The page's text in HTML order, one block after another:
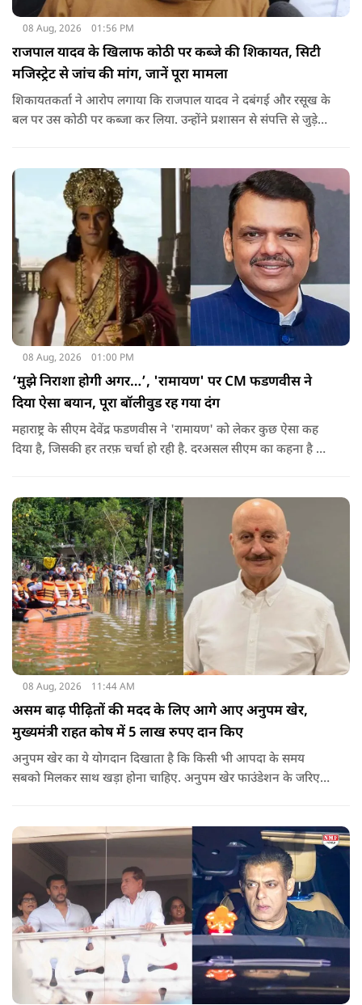
08 Aug, 2026 01:56 PM
राजपाल यादव के खिलाफ कोठी पर कब्जे की शिकायत, सिटी
मजिस्ट्रेट से जांच की मांग, जानें पूरा मामला
शिकायतकर्ता ने आरोप लगाया कि राजपाल यादव ने दबंगई और रसूख के
बल पर उस कोठी पर कब्जा कर लिया. उन्होंने प्रशासन से संपत्ति से जुड़े
08 Aug, 2026 01:00 PM
‘मुझे निराशा होगी अगर…’, 'रामायण' पर CM फडणवीस ने
दिया ऐसा बयान, पूरा बॉलीवुड रह गया दंग
महाराष्ट्र के सीएम देवेंद्र फडणवीस ने 'रामायण' को लेकर कुछ ऐसा कह
दिया है, जिसकी हर तरफ़ चर्चा हो रही है. दरअसल सीएम का कहना है कि
08 Aug, 2026 11:44 AM
असम बाढ़ पीढ़ितों की मदद के लिए आगे आए अनुपम खेर,
मुख्यमंत्री राहत कोष में 5 लाख रुपए दान किए
अनुपम खेर का ये योगदान दिखाता है कि किसी भी आपदा के समय
सबको मिलकर साथ खड़ा होना चाहिए. अनुपम खेर फाउंडेशन के जरिए
मदद के लिए उनके द्वारा किया गया ये दान भी उसी कड़ी का एक हिस्सा है.